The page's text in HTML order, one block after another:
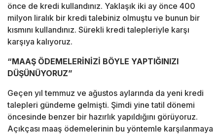
önce de kredi kullandınız. Yaklaşık iki ay önce 400
milyon liralık bir kredi talebiniz olmuştu ve bunun bir
kısmını kullandınız. Sürekli kredi talepleriyle karşı
karşıya kalıyoruz.
“MAAŞ ÖDEMELERİNİZİ BÖYLE YAPTIĞINIZI
DÜŞÜNÜYORUZ”
Geçen yıl temmuz ve ağustos aylarında da yeni kredi
talepleri gündeme gelmişti. Şimdi yine tatil dönemi
öncesinde benzer bir hazırlık yapıldığını görüyoruz.
Açıkçası maaş ödemelerinin bu yöntemle karşılanmaya